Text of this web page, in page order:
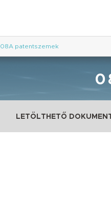
08A patentszemek
LETÖLTHETŐ